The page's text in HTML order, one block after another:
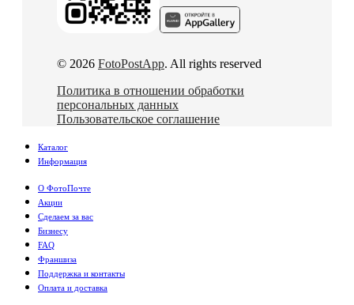
© 2026 FotoPostApp. All rights reserved
Политика в отношении обработки
персональных данных
Пользовательское соглашение
Каталог
Информация
О ФотоПочте
Акции
Сделаем за вас
Бизнесу
FAQ
Франшиза
Поддержка и контакты
Оплата и доставка